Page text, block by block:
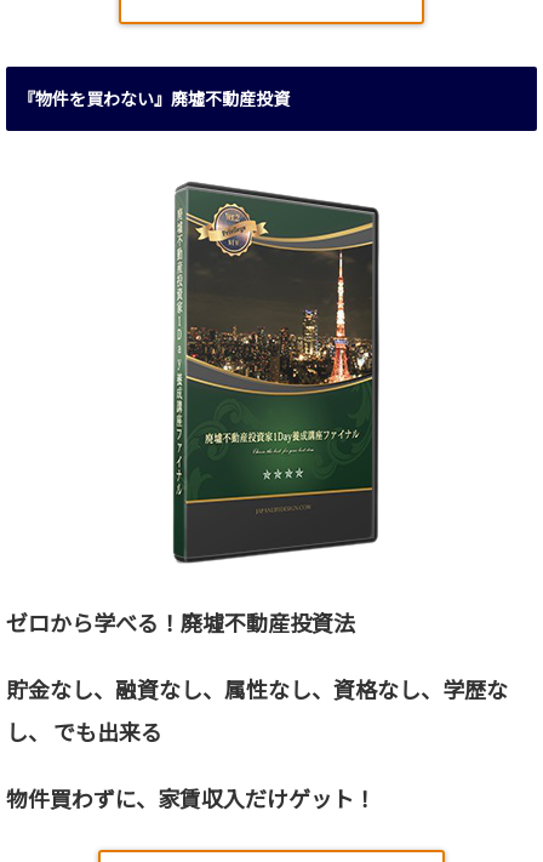
『物件を買わない』廃墟不動産投資
ゼロから学べる！廃墟不動産投資法
貯金なし、融資なし、属性なし、資格なし、 学歴な
し、 でも出来る
物件買わずに、家賃収入だけゲット！